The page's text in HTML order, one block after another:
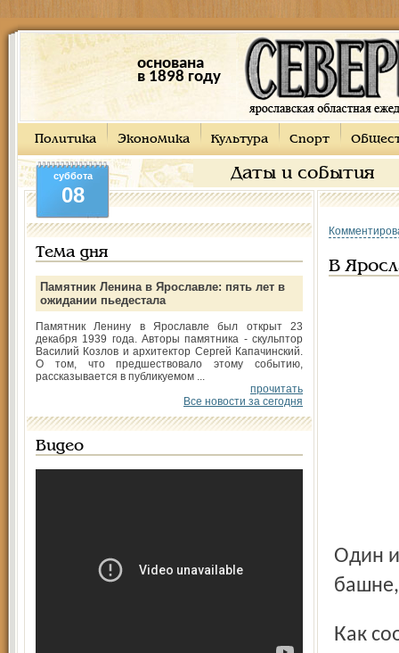
основана
в 1898 году
Политика Экономика Культура Спорт
Даты и события
суббота
08
Тема дня
Памятник Ленина в Ярославле: пять лет в
ожидании пьедестала
Памятник Ленину в Ярославле был открыт 23
декабря 1939 года. Авторы памятника - скульптор
Василий Козлов и архитектор Сергей Капачинский.
О том, что предшествовало этому событию,
рассказывается в публикуемом ...
прочитать
Все новости за сегодня
Видео
В
Один из них располагался в ярославской Знаменской
Как сообщили в ярославском региональном